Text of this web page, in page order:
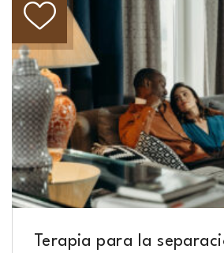
Terapia para la